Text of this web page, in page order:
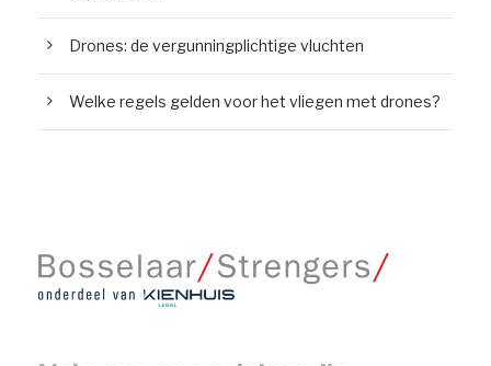
Drones: de vergunningplichtige vluchten
Welke regels gelden voor het vliegen met drones?